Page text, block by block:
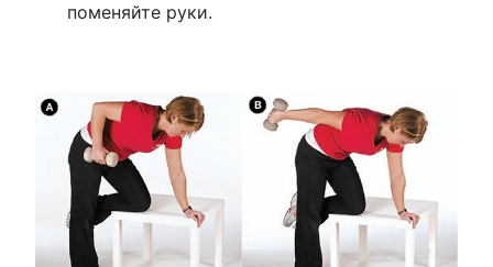
поменяйте руки.